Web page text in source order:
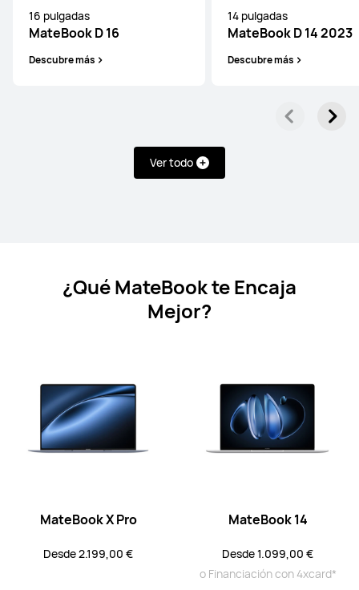
16 pulgadas
MateBook D 16
Descubre más
14 pulgadas
MateBook D 14 2023
Descubre más
Ver todo
MateBook X Series
Edition
Desde 2.199,00 €
Notificarme
¿Qué MateBook te Encaja
Mejor?
MateBook X Pro
Desde 2.199,00 €
MateBook 14
Desde 1.099,00 €
o Financiación con 4xcard*